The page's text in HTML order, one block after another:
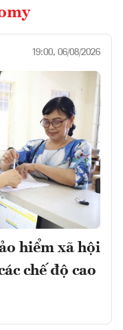
19:00, 06/08/2026
hiểm xã hội
chế độ cao